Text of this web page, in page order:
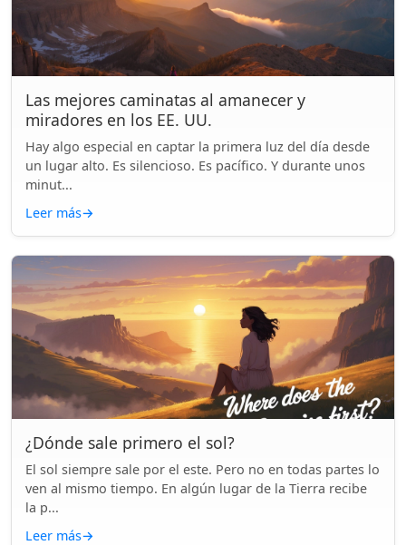
Las mejores caminatas al amanecer y
miradores en los EE. UU.
Hay algo especial en captar la primera luz del día desde
un lugar alto. Es silencioso. Es pacífico. Y durante unos
minut...
Leer más→
¿Dónde sale primero el sol?
El sol siempre sale por el este. Pero no en todas partes lo
ven al mismo tiempo. En algún lugar de la Tierra recibe
la p...
Leer más→